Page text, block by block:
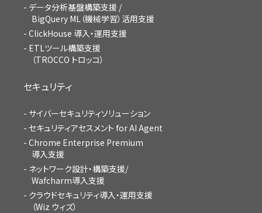
データ分析基盤構築支援 /
BigQuery ML（機械学習）活用支援
ClickHouse 導入・運用支援
ETLツール構築支援
（TROCCO トロッコ）
セキュリティ
サイバーセキュリティソリューション
セキュリティアセスメント for AI Agent
Chrome Enterprise Premium
導入支援
ネットワーク設計・構築支援/
Wafcharm導入支援
クラウドセキュリティ導入・運用支援
（Wiz ウィズ）